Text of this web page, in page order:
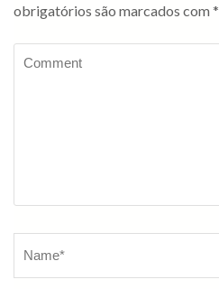
obrigatórios são marcados com *